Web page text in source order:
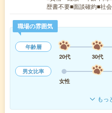
歴書不要■面談確約■社
職場の雰囲気
年齢層
20代
30代
男女比率
女性
もっ